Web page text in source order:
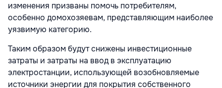
изменения призваны помочь потребителям,
особенно домохозяевам, представляющим наиболее
уязвимую категорию.
Таким образом будут снижены инвестиционные
затраты и затраты на ввод в эксплуатацию
электростанции, использующей возобновляемые
источники энергии для покрытия собственного